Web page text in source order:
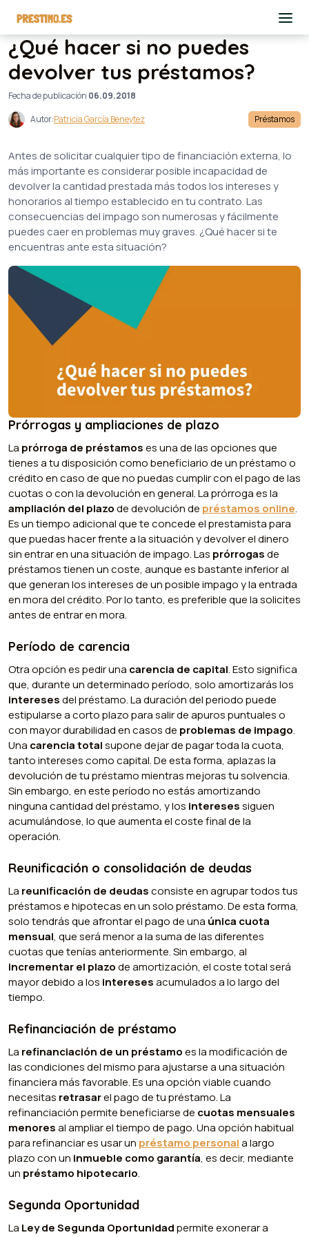
¿Qué hacer si no puedes
devolver tus préstamos?
Fecha de publicación 06.09.2018
Autor:Patricia García Beneytez Préstamos
Antes de solicitar cualquier tipo de financiación externa, lo
más importante es considerar posible incapacidad de
devolver la cantidad prestada más todos los intereses y
honorarios al tiempo establecido en tu contrato. Las
consecuencias del impago son numerosas y fácilmente
puedes caer en problemas muy graves. ¿Qué hacer si te
encuentras ante esta situación?
Prórrogas y ampliaciones de plazo
La prórroga de préstamoses una de las opciones que
tienes a tu disposición como beneficiario de un préstamo o
crédito en caso de que no puedas cumplir con el pago de las
cuotas o con la devolución en general. La prórroga es la
ampliación del plazode devolución de préstamos online.
Es un tiempo adicional que te concede el prestamista para
que puedas hacer frente a la situación y devolver el dinero
sin entrar en una situación de impago. Las prórrogasde
préstamos tienen un coste, aunque es bastante inferior al
que generan los intereses de un posible impago y la entrada
en mora del crédito. Por lo tanto, es preferible que la solicites
antes de entrar en mora.
Período de carencia
Otra opción es pedir una carencia de capital. Esto significa
que, durante un determinado período, solo amortizarás los
interesesdel préstamo. La duración del periodo puede
estipularse a corto plazo para salir de apuros puntuales o
con mayor durabilidad en casos de problemas de impago.
Una carencia totalsupone dejar de pagar toda la cuota,
tanto intereses como capital. De esta forma, aplazas la
devolución de tu préstamo mientras mejoras tu solvencia.
Sin embargo, en este período no estás amortizando
ninguna cantidad del préstamo, y los interesessiguen
acumulándose, lo que aumenta el coste final de la
operación.
Reunificación o consolidación de deudas
La reunificación de deudasconsiste en agrupar todos tus
préstamos e hipotecas en un solo préstamo. De esta forma,
solo tendrás que afrontar el pago de una única cuota
mensual, que será menor a la suma de las diferentes
cuotas que tenías anteriormente. Sin embargo, al
incrementar el plazode amortización, el coste total será
mayor debido a los interesesacumulados a lo largo del
tiempo.
Refinanciación de préstamo
La refinanciación de un préstamoes la modificación de
las condiciones del mismo para ajustarse a una situación
financiera más favorable. Es una opción viable cuando
necesitas retrasarel pago de tu préstamo. La
refinanciación permite beneficiarse de cuotas mensuales
menoresal ampliar el tiempo de pago. Una opción habitual
para refinanciar es usar un préstamo personala largo
plazo con un inmueble como garantía, es decir, mediante
un préstamo hipotecario.
Segunda Oportunidad
La Ley de Segunda Oportunidadpermite exonerar a